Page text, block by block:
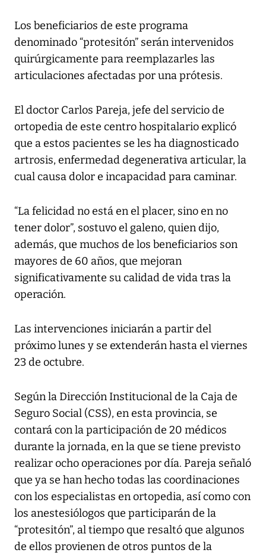
Los beneficiarios de este programa
denominado “protesitón” serán intervenidos
quirúrgicamente para reemplazarles las
articulaciones afectadas por una prótesis.
El doctor Carlos Pareja, jefe del servicio de
ortopedia de este centro hospitalario explicó
que a estos pacientes se les ha diagnosticado
artrosis, enfermedad degenerativa articular, la
cual causa dolor e incapacidad para caminar.
“La felicidad no está en el placer, sino en no
tener dolor”, sostuvo el galeno, quien dijo,
además, que muchos de los beneficiarios son
mayores de 60 años, que mejoran
significativamente su calidad de vida tras la
operación.
Las intervenciones iniciarán a partir del
próximo lunes y se extenderán hasta el viernes
23 de octubre.
Según la Dirección Institucional de la Caja de
Seguro Social (CSS), en esta provincia, se
contará con la participación de 20 médicos
durante la jornada, en la que se tiene previsto
realizar ocho operaciones por día. Pareja señaló
que ya se han hecho todas las coordinaciones
con los especialistas en ortopedia, así como con
los anestesiólogos que participarán de la
“protesitón”, al tiempo que resaltó que algunos
de ellos provienen de otros puntos de la